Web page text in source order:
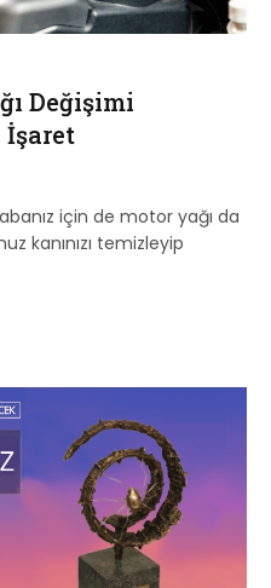
Değişimi
İşaret
için de motor yağı da
kanınızı temizleyip